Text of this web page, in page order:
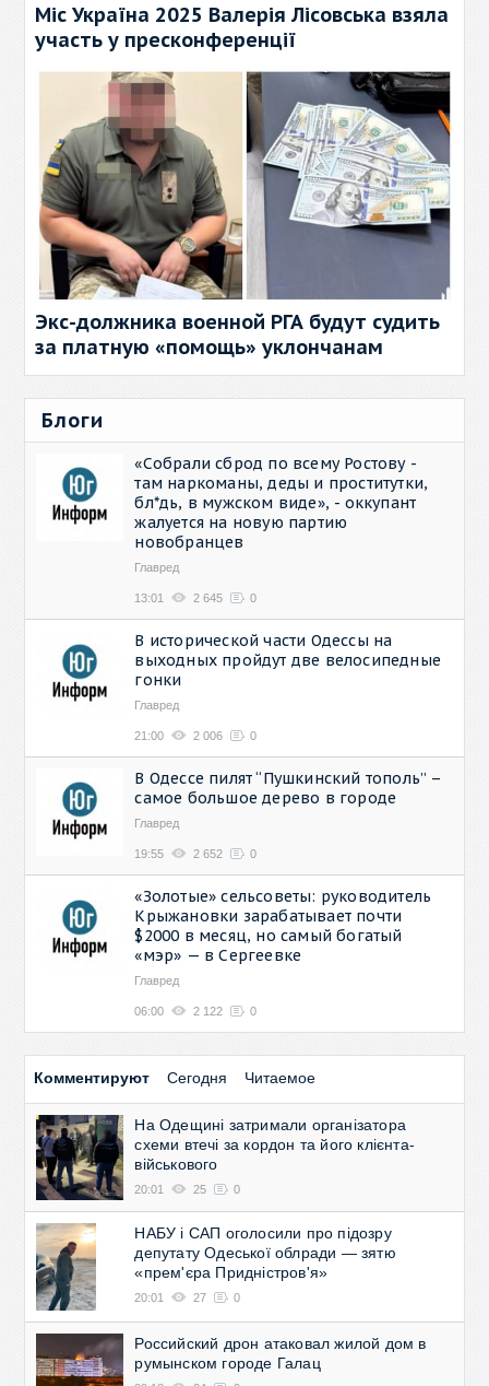
Міс Україна 2025 Валерія Лісовська взяла
участь у пресконференції
Экс-должника военной РГА будут судить
за платную «помощь» уклончанам
Блоги
«Собрали сброд по всему Ростову -
там наркоманы, деды и проститутки,
бл*дь, в мужском виде», - оккупант
жалуется на новую партию
новобранцев
Главред
13:01 2 645 0
В исторической части Одессы на
выходных пройдут две велосипедные
гонки
Главред
21:00 2 006 0
В Одессе пилят “Пушкинский тополь” –
самое большое дерево в городе
Главред
19:55 2 652 0
«Золотые» сельсоветы: руководитель
Крыжановки зарабатывает почти
$2000 в месяц, но самый богатый
«мэр» — в Сергеевке
Главред
06:00 2 122 0
Комментируют Сегодня Читаемое
На Одещині затримали організатора
схеми втечі за кордон та його клієнта-
військового
20:01 25 0
НАБУ і САП оголосили про підозру
депутату Одеської облради — зятю
«прем'єра Придністров'я»
20:01 27 0
Российский дрон атаковал жилой дом в
румынском городе Галац